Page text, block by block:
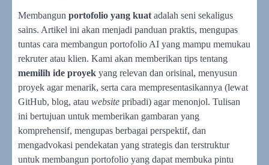
Membangun portofolio yang kuat adalah seni sekaligus
sains. Artikel ini akan menjadi panduan praktis, mengupas
tuntas cara membangun portofolio AI yang mampu memukau
rekruter atau klien. Kami akan memberikan tips tentang
memilih ide proyek yang relevan dan orisinal, menyusun
proyek agar menarik, serta cara mempresentasikannya (lewat
GitHub, blog, atau website pribadi) agar menonjol. Tulisan
ini bertujuan untuk memberikan gambaran yang
komprehensif, mengupas berbagai perspektif, dan
mengadvokasi pendekatan yang strategis dan terstruktur
untuk membangun portofolio yang dapat membuka pintu